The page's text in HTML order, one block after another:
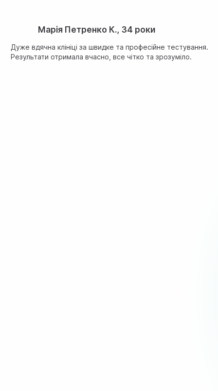
Марія Петренко К., 34 роки
Дуже вдячна клініці за швидке та професійне тестування.
Результати отримала вчасно, все чітко та зрозуміло.